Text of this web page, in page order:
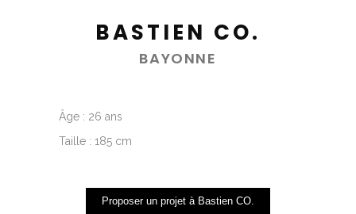
BASTIEN CO.
BAYONNE
Âge : 26 ans
Taille : 185 cm
Proposer un projet à Bastien CO.